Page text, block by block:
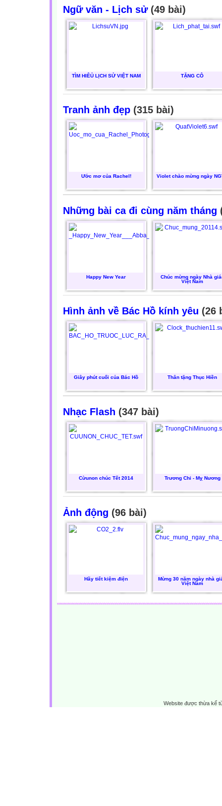
Ngữ văn - Lịch sử(49 bài)
TÌM HIÊỦ LỊCH SỬ VIỆT NAM TẶNG CÔ
Tranh ảnh đẹp (315 bài)
Ước mơ của Rachel! Violet chào mừng ngày
Những bài ca đi cùng năm tháng
Happy New Year
Chúc mừng ngày Nhà
Việt Nam
Hình ảnh về Bác Hồ kính yêu (26
Giây phút cuối của Bác Hồ Thân tặng Thục Hiền
Nhạc Flash (347 bài)
Cừunon chúc Tết 2014 Trương Chi - Mỵ Nương
Ảnh động (96 bài)
Hãy tiết kiệm điện
Mừng 30 năm ngày nhà
Việt Nam
Website được thừa kế